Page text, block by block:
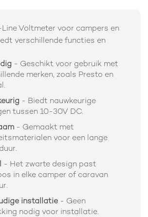
Voltmeter voor campers en
verschillende functies en
- Geschikt voor gebruik met
merken, zoals Presto en
- Biedt nauwkeurige
tussen 10-30V DC.
- Gemaakt met
voor een lange
- Het zwarte design past
in elke camper of caravan
installatie - Geen
nodig voor installatie.